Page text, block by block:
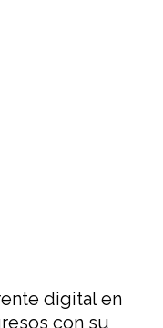
digital en
con su